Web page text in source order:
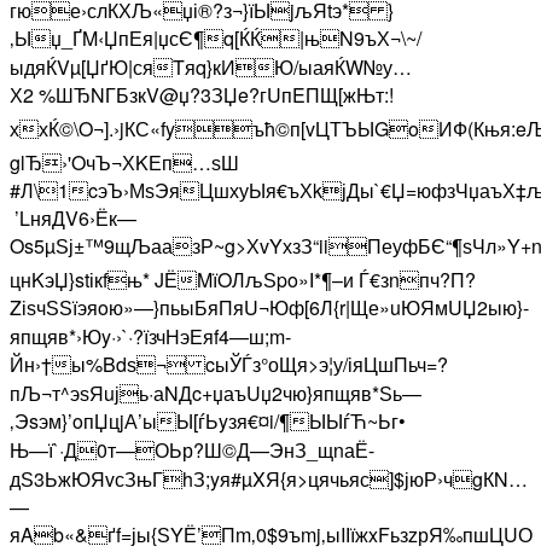
гюе›слКХЉ«џі®?з¬}їЫjљЯtэ* }
‚Ыџ_ҐM‹ЏпЕя|џсЄ¶q[ЌЌ|њN9ъХ¬\~/
ыдяЌVµ[ЏґЮ|ся­Tяq}кИЮ/ыаяЌW№у…
Х2 %ШЂNГБзкV@џ?3ЗЏe?гUпEПЩ[жЊт:!
ххЌ©\O¬].›jКС«fyъћ©п[vЦТЪЫGo
glЂ›'OчЪ¬ХKЕп…ѕШ
#Л\1cэЪ›МѕЭя
’LняДV6›Ёк—
цнKэЏ}stікf­њ* JЁMїOЛљЅpo»І*¶–и Ѓ€зnпч?П?
ZіѕчЅЅїэяoю»—}пьыБяПяU¬Юф[6Л{r|Ще»uЮЯмUЏ2ыю}­
япщяв*­›Юy·›`·?їзчНэЕяf­4—ш;m­
Йн›†ы%Bdѕ¬ cыЎЃз°оЩя>э¦у/іяЦшПьч=?
пЉ¬т^эѕЯuјь·аNДc+џаъUџ2чю}­япщяв*Ѕь—
‚Эsэм}’oпЏцjА’ыЫ[ѓЬyзя€¤i/¶ЫЫѓЋ~Ьг•
Њ—ї`·Д0т—ОЬр?Ш©Д—Эн­З_щnаЁ-
дЅ3ЬжЮЯvсЗњГhЗ;yя#µXЯ{я>цячьяс]$јюР›чgКN…
—
яAb«&ґf=јы{ЅYЁ’Пm‚0$9ъmj‚ыIІїжxFьзzрЯ‰пшЦUО